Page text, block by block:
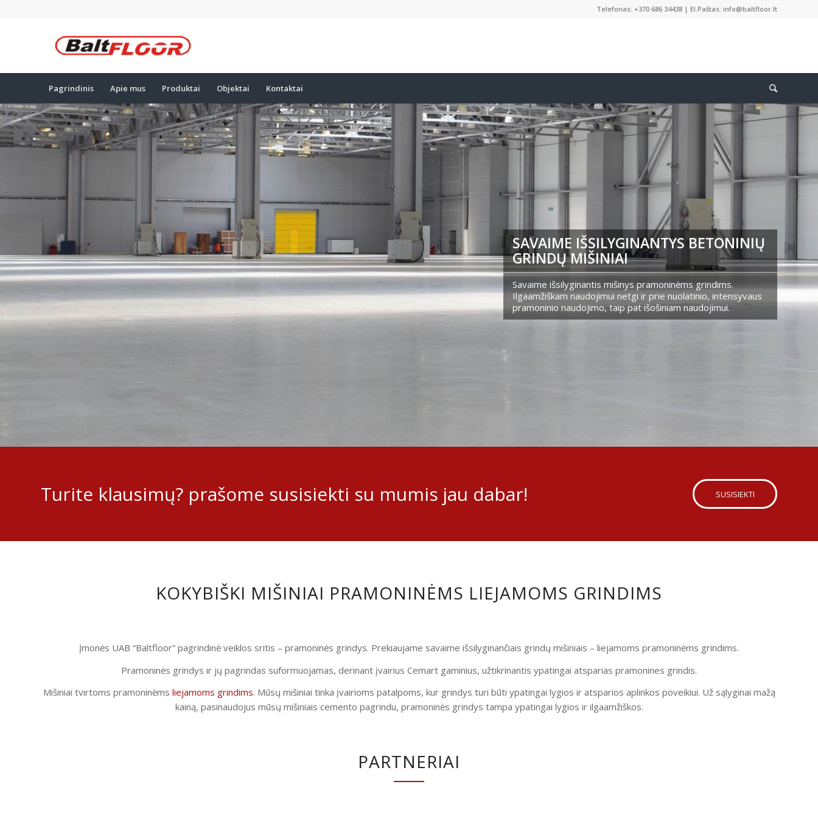
Telefonas: +370 686 34438 | El.Paštas: info@baltfloor.lt
Pagrindinis Apie mus Produktai Objektai Kontaktai
SAVAIME IŠSILYGINANTYS BETONINIŲ
GRINDŲ MIŠINIAI
Savaime išsilyginantis mišinys pramoninėms grindims.
Ilgaamžiškam naudojimui netgi ir prie nuolatinio, intensyvaus
pramoninio naudojimo, taip pat išošiniam naudojimui.
Turite klausimų? prašome susisiekti su mumis jau dabar! SUSISIEKTI
KOKYBIŠKI MIŠINIAI PRAMONINĖMS LIEJAMOMS GRINDIMS
Įmonės UAB “Baltfloor” pagrindinė veiklos sritis – pramoninės grindys. Prekiaujame savaime išsilyginančiais grindų mišiniais – liejamoms pramoninėms grindims.
Pramoninės grindys ir jų pagrindas suformuojamas, derinant įvairius Cemart gaminius, užtikrinantis ypatingai atsparias pramonines grindis.
Mišiniai tvirtoms pramoninėms liejamoms grindims. Mūsų mišiniai tinka įvairioms patalpoms, kur grindys turi būti ypatingai lygios ir atsparios aplinkos poveikiui. Už sąlyginai mažą
kainą, pasinaudojus mūsų mišiniais cemento pagrindu, pramoninės grindys tampa ypatingai lygios ir ilgaamžiškos.
PARTNERIAI